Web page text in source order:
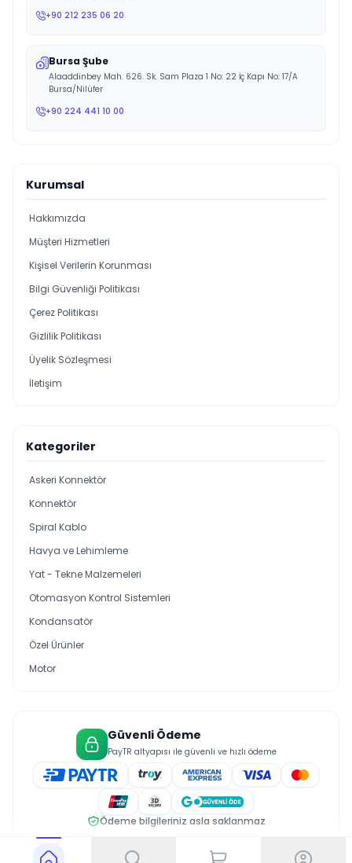
+90 212 235 06 20
Bursa Şube
Alaaddinbey Mah. 626. Sk. Sam Plaza 1 No: 22 İç Kapı No: 17/A
Bursa/Nilüfer
+90 224 441 10 00
Kurumsal
Hakkımızda
Müşteri Hizmetleri
Kişisel Verilerin Korunması
Bilgi Güvenliği Politikası
Çerez Politikası
Gizlilik Politikası
Üyelik Sözleşmesi
İletişim
Kategoriler
Askeri Konnektör
Konnektör
Spiral Kablo
Havya ve Lehimleme
Yat - Tekne Malzemeleri
Otomasyon Kontrol Sistemleri
Kondansatör
Özel Ürünler
Motor
Güvenli Ödeme
PayTR altyapısı ile güvenli ve hızlı ödeme
Ödeme bilgileriniz asla saklanmaz